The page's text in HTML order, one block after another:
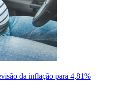
da inflação para 4,81%